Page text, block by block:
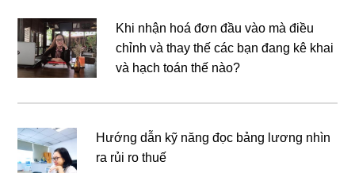
Khi nhận hoá đơn đầu vào mà điều
chỉnh và thay thế các bạn đang kê khai
và hạch toán thế nào?
Hướng dẫn kỹ năng đọc bảng lương nhìn
ra rủi ro thuế